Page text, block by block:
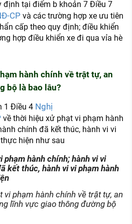
định tại điểm b khoản 7 Điều 7
CP và các trường hợp xe ưu tiên
cấp theo quy định; điều khiển
hợp điều khiển xe đi qua vỉa hè
hành chính về trật tự, an
bộ là bao lâu?
1 Điều 4 Nghị
về thời hiệu xử phạt vi phạm hành
chính đã kết thúc, hành vi vi
hiện như sau
phạm hành chính; hành vi vi
kết thúc, hành vi vi phạm hành
vi phạm hành chính về trật tự, an
lĩnh vực giao thông đường bộ